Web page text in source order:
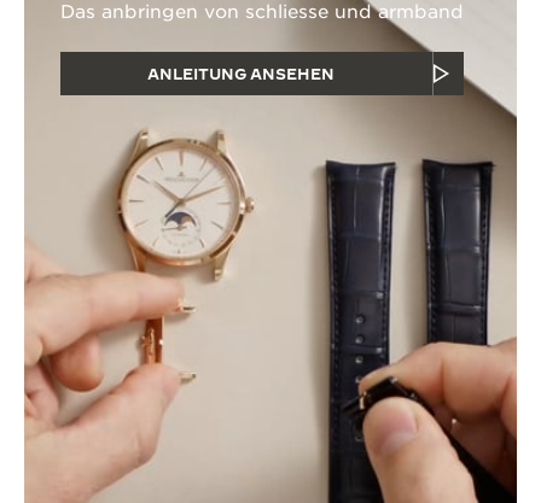
Das anbringen von schliesse und armband
ANLEITUNG ANSEHEN